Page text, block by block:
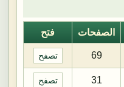
الصفحات فتح
69 تصفح
31 تصفح